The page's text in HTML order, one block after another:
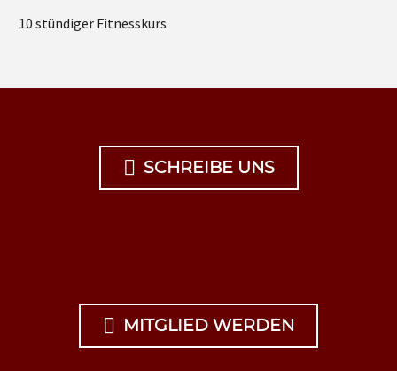
10 stündiger Fitnesskurs
 SCHREIBE UNS
 MITGLIED WERDEN